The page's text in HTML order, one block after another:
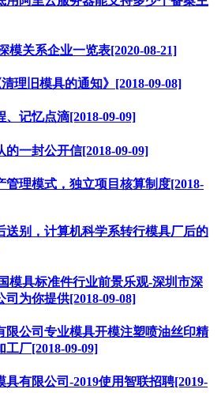
模关系企业一览表[2020-08-21]
理旧模具的通知》[2018-09-08]
记忆点滴[2018-09-09]
一封公开信[2018-09-09]
管理模式，独立项目核算制度[2018-
送别，计算机科学系转行模具厂后的
模具标准件行业前景乐观-深圳市深
为你提供[2018-09-08]
限公司专业模具开模注塑喷油丝印精
厂[2018-09-09]
具有限公司-2019使用智联招聘[2019-